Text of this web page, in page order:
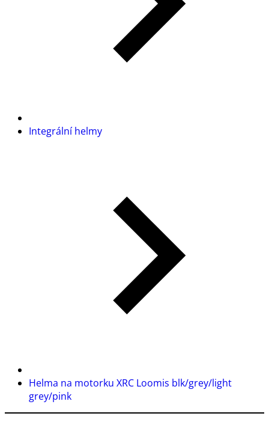
Integrální helmy
Helma na motorku XRC Loomis blk/grey/light
grey/pink